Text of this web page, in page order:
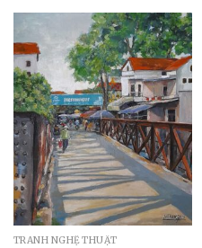
TRANH NGHỆ THUẬT